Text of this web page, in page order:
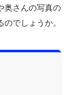
奥さんの写真の
でしょうか。